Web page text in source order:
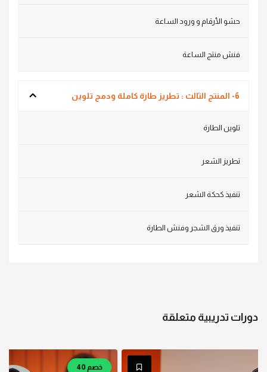
حشو الأرقام و ورود الساعة
فنش منتج الساعة
6- المنتج الثالث : تطريز طارة كاملة ودمج تلوين
تلوين الطارة
تطريز الشعر
تنفيذ كحكة الشعر
تنفيذ ورق الشجر وفنش الطارة
دورات تدريبية متعلقة